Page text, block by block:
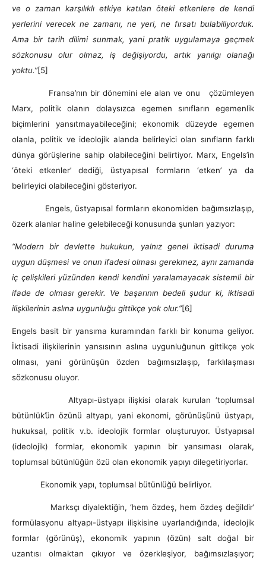
ve o zaman karşılıklı etkiye katılan öteki etkenlere de kendi
yerlerini verecek ne zamanı, ne yeri, ne fırsatı bulabiliyorduk.
Ama bir tarih dilimi sunmak, yani pratik uygulamaya geçmek
sözkonusu olur olmaz, iş değişiyordu, artık yanılgı olanağı
yoktu.”[5]
Fransa’nın bir dönemini ele alan ve onu çözümleyen
Marx, politik olanın dolaysızca egemen sınıfların egemenlik
biçimlerini yansıtmayabileceğini; ekonomik düzeyde egemen
olanla, politik ve ideolojik alanda belirleyici olan sınıfların farklı
dünya görüşlerine sahip olabileceğini belirtiyor. Marx, Engels’in
‘öteki etkenler’ dediği, üstyapısal formların ‘etken’ ya da
belirleyici olabileceğini gösteriyor.
Engels, üstyapısal formların ekonomiden bağımsızlaşıp,
özerk alanlar haline gelebileceği konusunda şunları yazıyor:
“Modern bir devlette hukukun, yalnız genel iktisadi duruma
uygun düşmesi ve onun ifadesi olması gerekmez, aynı zamanda
iç çelişkileri yüzünden kendi kendini yaralamayacak sistemli bir
ifade de olması gerekir. Ve başarının bedeli şudur ki, iktisadi
ilişkilerinin aslına uygunluğu gittikçe yok olur.”[6]
Engels basit bir yansıma kuramından farklı bir konuma geliyor.
İktisadi ilişkilerinin yansısının aslına uygunluğunun gittikçe yok
olması, yani görünüşün özden bağımsızlaşıp, farklılaşması
sözkonusu oluyor.
Altyapı-üstyapı ilişkisi olarak kurulan ‘toplumsal
bütünlük’ün özünü altyapı, yani ekonomi, görünüşünü üstyapı,
hukuksal, politik v.b. ideolojik formlar oluşturuyor. Üstyapısal
(ideolojik) formlar, ekonomik yapının bir yansıması olarak,
toplumsal bütünlüğün özü olan ekonomik yapıyı dilegetiriyorlar.
Ekonomik yapı, toplumsal bütünlüğü belirliyor.
Marksçı diyalektiğin, ‘hem özdeş, hem özdeş değildir’
formülasyonu altyapı-üstyapı ilişkisine uyarlandığında, ideolojik
formlar (görünüş), ekonomik yapının (özün) salt doğal bir
uzantısı olmaktan çıkıyor ve özerkleşiyor, bağımsızlaşıyor;